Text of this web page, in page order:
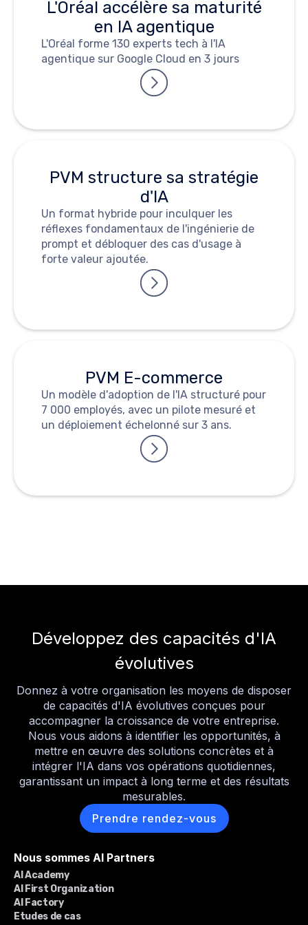
L'Oréal accélère sa maturité
en IA agentique
L'Oréal forme 130 experts tech à l'IA
agentique sur Google Cloud en 3 jours
PVM structure sa stratégie
d'IA
Un format hybride pour inculquer les
réflexes fondamentaux de l'ingénierie de
prompt et débloquer des cas d'usage à
forte valeur ajoutée.
PVM E-commerce
Un modèle d'adoption de l'IA structuré pour
7 000 employés, avec un pilote mesuré et
un déploiement échelonné sur 3 ans.
Développez des capacités d'IA
évolutives
Donnez à votre organisation les moyens de disposer
de capacités d'IA évolutives conçues pour
accompagner la croissance de votre entreprise.
Nous vous aidons à identifier les opportunités, à
mettre en œuvre des solutions concrètes et à
intégrer l'IA dans vos opérations quotidiennes,
garantissant un impact à long terme et des résultats
mesurables.
Prendre rendez-vous
Nous sommes AI Partners
AI Academy
AI First Organization
AI Factory
Etudes de cas